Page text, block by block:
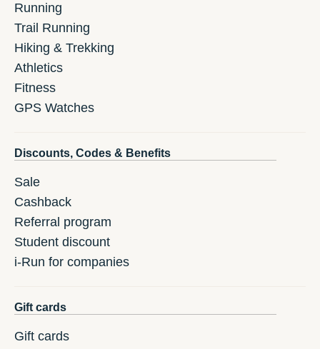
Running
Trail Running
Hiking & Trekking
Athletics
Fitness
GPS Watches
Discounts, Codes & Benefits
Sale
Cashback
Referral program
Student discount
i-Run for companies
Gift cards
Gift cards